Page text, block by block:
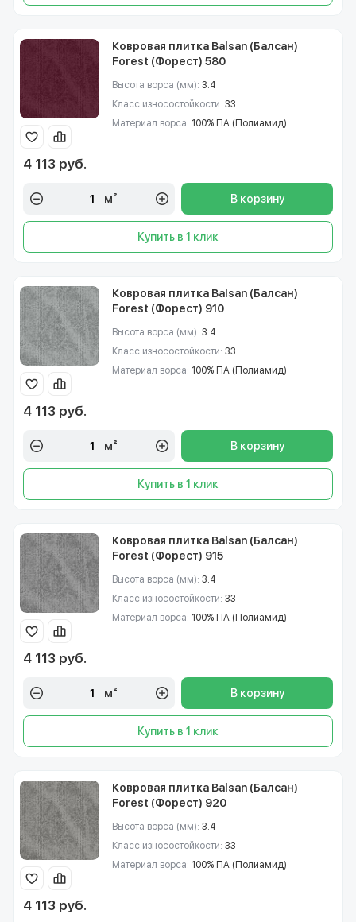
Ковровая плитка Balsan (Балсан)
Forest (Форест) 580
Высота ворса (мм): 3.4
Класс износостойкости: 33
Материал ворса: 100% ПА (Полиамид)
4 113 руб.
м² В корзину
Купить в 1 клик
Ковровая плитка Balsan (Балсан)
Forest (Форест) 910
Высота ворса (мм): 3.4
Класс износостойкости: 33
Материал ворса: 100% ПА (Полиамид)
4 113 руб.
м² В корзину
Купить в 1 клик
Ковровая плитка Balsan (Балсан)
Forest (Форест) 915
Высота ворса (мм): 3.4
Класс износостойкости: 33
Материал ворса: 100% ПА (Полиамид)
4 113 руб.
м² В корзину
Купить в 1 клик
Ковровая плитка Balsan (Балсан)
Forest (Форест) 920
Высота ворса (мм): 3.4
Класс износостойкости: 33
Материал ворса: 100% ПА (Полиамид)
4 113 руб.